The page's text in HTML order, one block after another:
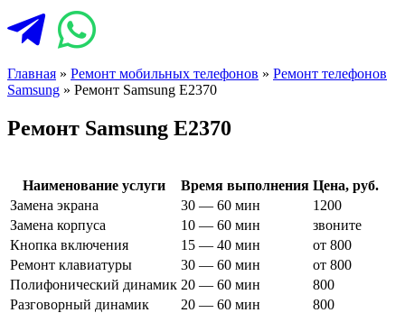
Главная » Ремонт мобильных телефонов » Ремонт телефонов
Samsung » Ремонт Samsung E2370
Ремонт Samsung E2370
Наименование услуги Время выполнения Цена, руб.
Замена экрана
30 — 60 мин
1200
Замена корпуса
10 — 60 мин
звоните
Кнопка включения
15 — 40 мин
от 800
Ремонт клавиатуры
30 — 60 мин
от 800
Полифонический динамик 20 — 60 мин
800
Разговорный динамик
20 — 60 мин
800